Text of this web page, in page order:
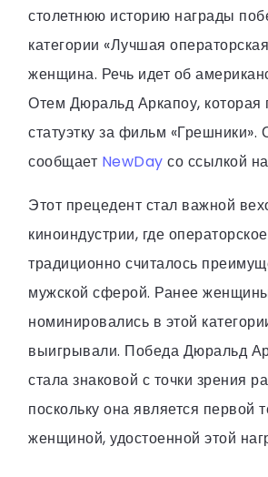
столетнюю историю награды
категории «Лучшая
женщина. Речь идет об
Отем Дюральд Аркапоу, которая
статуэтку за фильм «Грешники».
сообщает NewDay со ссылкой на
Этот прецедент стал важной
киноиндустрии, где
традиционно считалось
мужской сферой. Ранее
номинировались в этой
выигрывали. Победа Дюральд
стала знаковой с точки зрения
поскольку она является первой
женщиной, удостоенной этой